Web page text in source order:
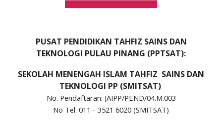
PUSAT PENDIDIKAN TAHFIZ SAINS DAN
TEKNOLOGI PULAU PINANG (PPTSAT):
SEKOLAH MENENGAH ISLAM TAHFIZ SAINS DAN
TEKNOLOGI PP (SMITSAT)
No. Pendaftaran: JAIPP/PEND/04.M.003
No Tel: 01 1 - 3521 6020 (SMITSAT)